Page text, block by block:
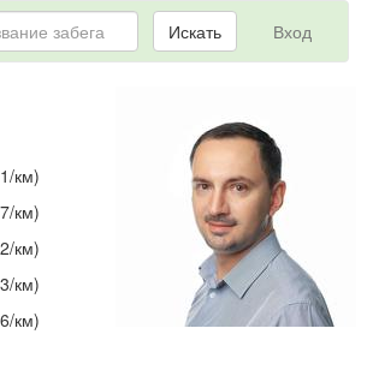
Вход
Искать
км)
км)
км)
км)
км)